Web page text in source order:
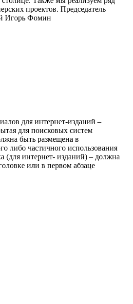
проектов. Председатель
Игорь Фомин
для интернет-изданий –
для поисковых систем
быть размещена в
либо частичного использования
(для интернет- изданий) – должна
или в первом абзаце